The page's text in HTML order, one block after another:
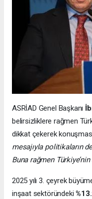
ASRİAD Genel Başkanı
belirsizliklere rağmen
dikkat çekerek
mesajıyla politikaların
Buna rağmen
2025 yılı 3. çeyrek
inşaat sektöründeki